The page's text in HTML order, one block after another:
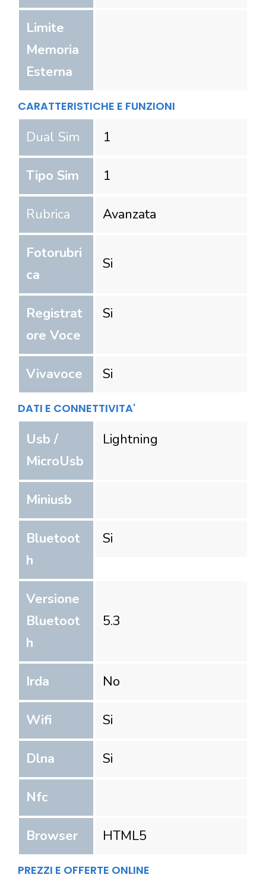
Limite
Memoria
Esterna
CARATTERISTICHE E FUNZIONI
Dual Sim 1
Tipo Sim 1
Rubrica Avanzata
Fotorubri
ca
Si
Registrat
ore Voce
Si
Vivavoce Si
DATI E CONNETTIVITA'
Usb /
MicroUsb
Lightning
Miniusb
Bluetoot
h
Si
Versione
Bluetoot
h
5.3
Irda No
Wifi Si
Dlna Si
Nfc
Browser HTML5
PREZZI E OFFERTE ONLINE